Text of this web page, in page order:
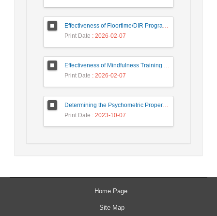
Effectiveness of Floortime/DIR Program on Autism Symptoms of Children with Autism Spectrum Disorders
Print Date : 2026-02-07
Effectiveness of Mindfulness Training on Improving Symptoms, Sleep Quality, and Cognitive Functions in Individuals with Chronic Insomnia
Print Date : 2026-02-07
Determining the Psychometric Properties and Measurement Invariance of The Couple Flourishing Measure
Print Date : 2023-10-07
Home Page
Site Map